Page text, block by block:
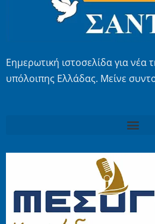
Εημερωτική ιστοσελίδα για νέα
υπόλοιπης Ελλάδας. Μείνε